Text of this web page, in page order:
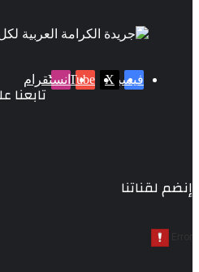
فيسبوك
‫X
‫YouTubeانستقرام
إنضم لقناتنا